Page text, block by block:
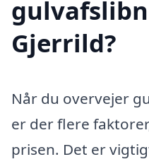
Gjerrild?
Når du overvejer
er der flere
prisen. Det er